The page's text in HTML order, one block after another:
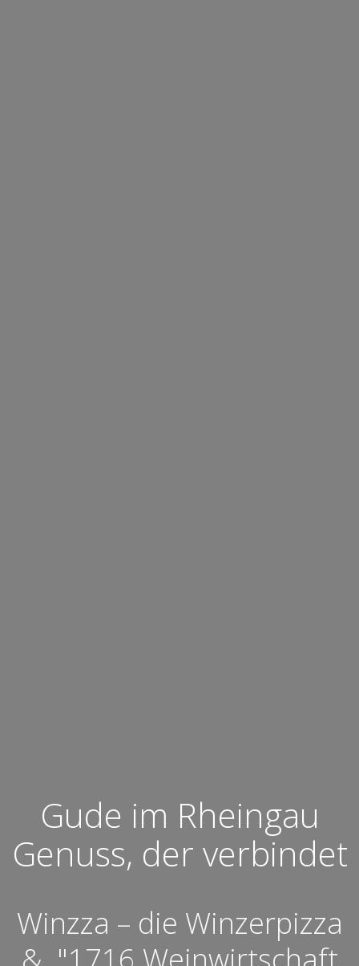
Gude im Rheingau
Genuss, der verbindet
Winzza – die Winzerpizza